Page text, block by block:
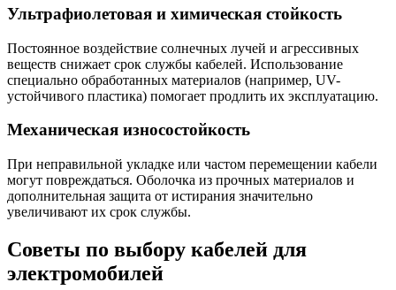
Ультрафиолетовая и химическая стойкость
Постоянное воздействие солнечных лучей и агрессивных
веществ снижает срок службы кабелей. Использование
специально обработанных материалов (например, UV-
устойчивого пластика) помогает продлить их эксплуатацию.
Механическая износостойкость
При неправильной укладке или частом перемещении кабели
могут повреждаться. Оболочка из прочных материалов и
дополнительная защита от истирания значительно
увеличивают их срок службы.
Советы по выбору кабелей для
электромобилей